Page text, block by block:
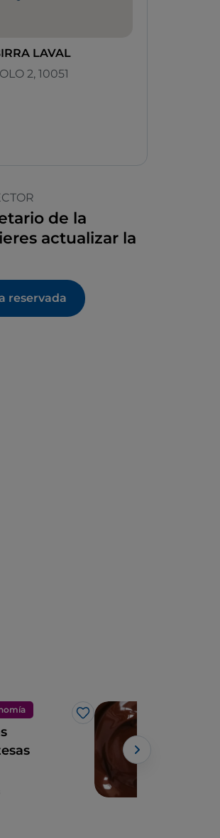
LAVAL
2, 10051
de la
actualizar la
reservada
Me gusta